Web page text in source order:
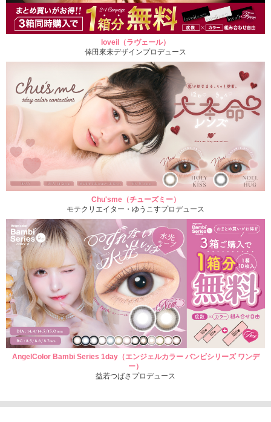
loveil（ラヴェール）
倖田來未デザインプロデュース
Chu'sme（チューズミー）
モテクリエイター・ゆうこすプロデュース
AngelColor Bambi Series 1day（エンジェルカラー バンビシリーズ ワンデ
ー）
益若つばさプロデュース